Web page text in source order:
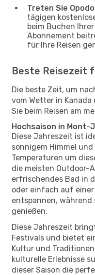
Treten Sie
tägigen
beim Buchen Ihrer
Abonnement
für Ihre Reisen
Beste Reisezeit
Die beste Zeit, um
vom Wetter in
Sie beim Reisen am
Hochsaison in Mont-
Diese Jahreszeit ist
sonnigem Himmel
Temperaturen um
die meisten Outdoor-
erfrischendes Bad in
oder einfach auf einer
entspannen, während
genießen.
Diese Jahreszeit
Festivals und bietet
Kultur und
kulturelle Erlebnisse
dieser Saison die